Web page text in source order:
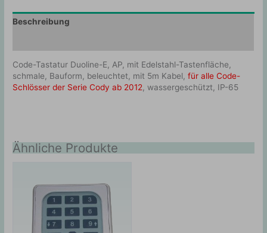
Beschreibung
Code-Tastatur Duoline-E, AP, mit Edelstahl-Tastenfläche,
schmale, Bauform, beleuchtet, mit 5m Kabel, für alle Code-
Schlösser der Serie Cody ab 2012 , wassergeschützt, IP-65
Ähnliche Produkte